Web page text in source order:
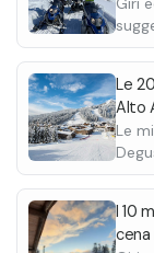
•Creme brulée
direttamente la
Le
Alto
Le
I 10
cena